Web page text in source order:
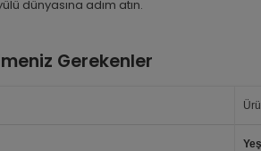
dünyasına adım atın.
Gerekenler